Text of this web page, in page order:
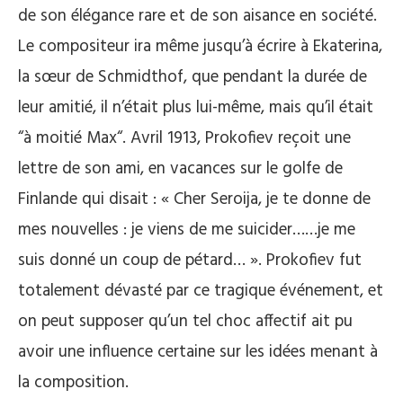
de son élégance rare et de son aisance en société.
Le compositeur ira même jusqu’à écrire à Ekaterina,
la sœur de Schmidthof, que pendant la durée de
leur amitié, il n’était plus lui-même, mais qu’il était
“à moitié Max“. Avril 1913, Prokofiev reçoit une
lettre de son ami, en vacances sur le golfe de
Finlande qui disait : « Cher Seroija, je te donne de
mes nouvelles : je viens de me suicider……je me
suis donné un coup de pétard… ». Prokofiev fut
totalement dévasté par ce tragique événement, et
on peut supposer qu’un tel choc affectif ait pu
avoir une influence certaine sur les idées menant à
la composition.